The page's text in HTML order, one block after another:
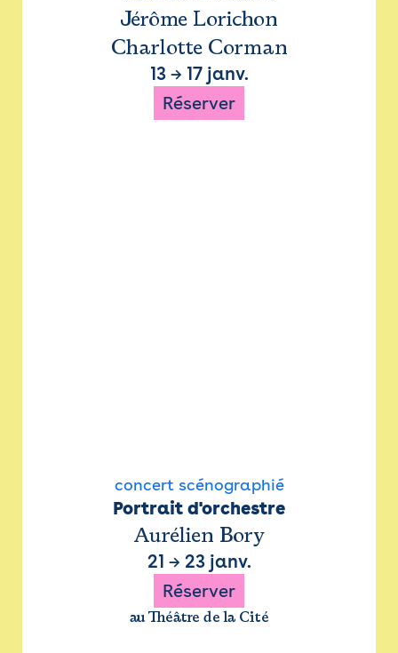
Jérôme Lorichon
Charlotte Corman
13→ 17 janv.
Réserver
concert scénographié
Portrait d'orchestre
Aurélien Bory
21 → 23 janv.
Réserver
au Théâtre de la Cité